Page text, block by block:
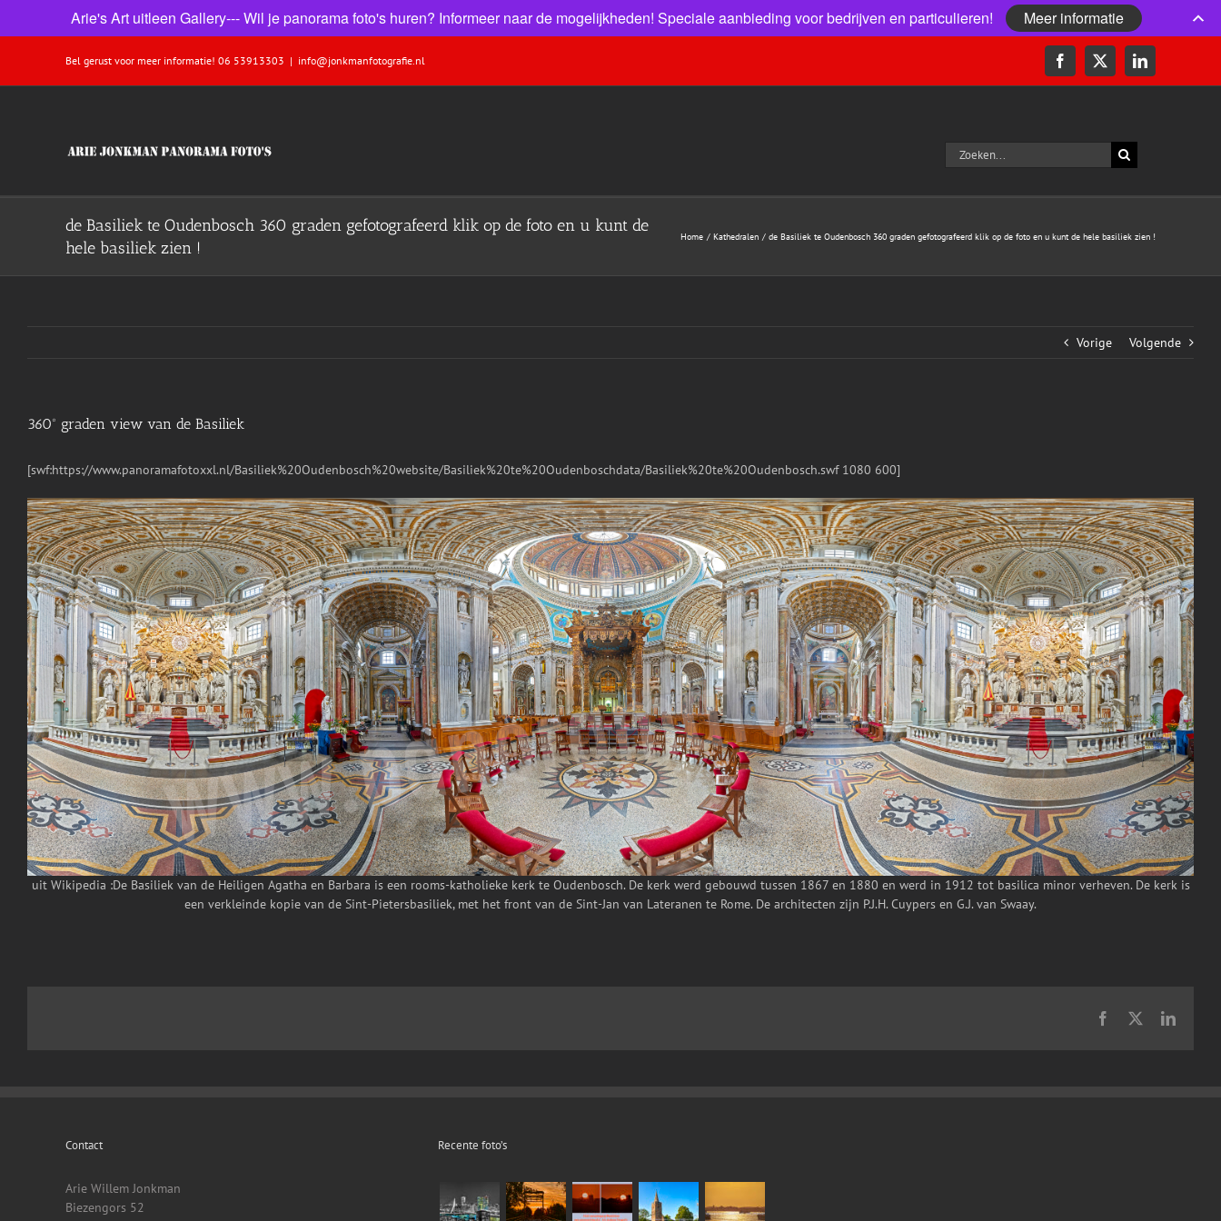
inhoud
Bel gerust voor meer informatie! 06 53913303 | info@jonkmanfotografie.nl Facebook
X LinkedIn
Zoeken
naar:
de Basiliek te Oudenbosch 360 graden gefotografeerd klik op de foto en u kunt de
hele basiliek zien !
Home Kathedralen de Basiliek te Oudenbosch 360 graden gefotografeerd klik op de foto en u kunt de hele basiliek zien !
Vorige Volgende
360º graden view van de Basiliek
[swf:https://www.panoramafotoxxl.nl/Basiliek%20Oudenbosch%20website/Basiliek%20te%20Oudenboschdata/Basiliek%20te%20Oudenbosch.swf 1080 600]
uit Wikipedia :De Basiliek van de Heiligen Agatha en Barbara is een rooms-katholieke kerk te Oudenbosch. De kerk werd gebouwd tussen 1867 en 1880 en werd in 1912 tot basilica minor verheven. De kerk is
een verkleinde kopie van de Sint-Pietersbasiliek, met het front van de Sint-Jan van Lateranen te Rome. De architecten zijn P.J.H. Cuypers en G.J. van Swaay.
Facebook
Contact
Arie Willem Jonkman
Biezengors 52
Recente foto’s
Arie's Art uitleen Gallery--- Wil je panorama foto's huren? Informeer naar de mogelijkheden! Speciale aanbieding voor bedrijven en particulieren! Meer informatie